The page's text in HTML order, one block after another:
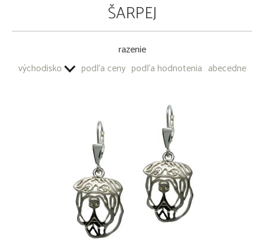
PRÍVESOK NA KĽÚČE - OBECNÝ KOV
ŠARPEJ
razenie
východisko
podľa ceny podľa hodnotenia abecedne